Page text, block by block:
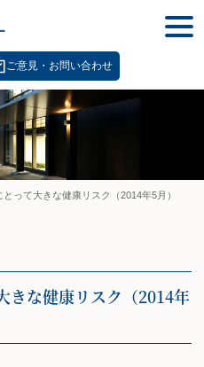
ご意見・お問い合わせ
って大きな健康リスク（2014年5月）
きな健康リスク（2014年